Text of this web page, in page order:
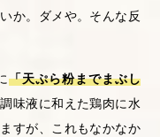
か。ダメや。そんな反
「天ぷら粉までまぶし
味液に和えた鶏肉に水
すが、これもなかなか